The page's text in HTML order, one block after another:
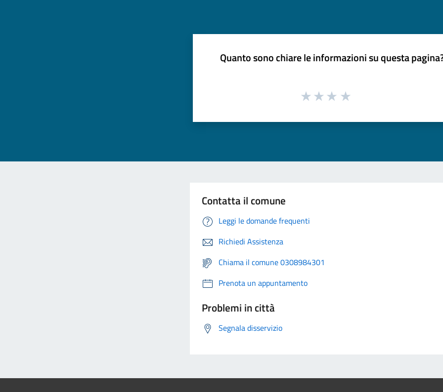
Quanto sono chiare le informazioni su questa
Contatta il comune
Leggi le domande frequenti
Richiedi Assistenza
Chiama il comune 0308984301
Prenota un appuntamento
Problemi in città
Segnala disservizio